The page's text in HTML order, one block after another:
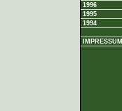
1996
1995
1994
IMPRESSUM